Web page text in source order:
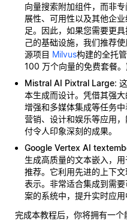
向量搜索附加组件，而非
展性、可用性以及其他企
足。因此，如果您需要更
己的基础设施，我们推荐使
源项目 Milvus构建的全托
100 万个向量的免费套餐。
Mistral AI Pixtral Large:
本生成而设计。凭借其强
增强和多媒体集成等任务
营销、设计和娱乐等应用
付令人印象深刻的成果。
Google Vertex AI
生成高质量的文本嵌入，
推荐。它利用先进的上下
表示。非常适合集成到需
案的系统中，提升实时应用
完成本教程后，你将拥有一